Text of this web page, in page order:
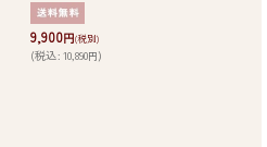
9,900円(税別)
(税込: 10,890円)